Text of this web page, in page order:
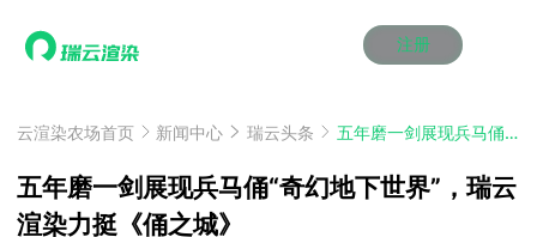
注册
效果图渲染
云制作
云渲染管理系统
效果图渲染
云制作
云渲染管理系统
效果图渲染
云制作
云渲染管理系统
效果图渲染
云制作
云渲染管理系统
效果图渲染
云制作
云渲染管理系统
效果图渲染
云制作
云渲染管理系统
解决方案
3ds Max云渲染方案
3ds Max云渲染方案
3ds Max云渲染方案
3ds Max云渲染方案
3ds Max云渲染方案
3ds Max云渲染方案
云渲染农场首页 新闻中心 瑞云头条 五年磨一剑展现兵马俑“奇幻地下世界”，瑞云渲染力挺《俑之城》
五年磨一剑展现兵马俑“奇幻地下世界”，瑞云
渲染力挺《俑之城》